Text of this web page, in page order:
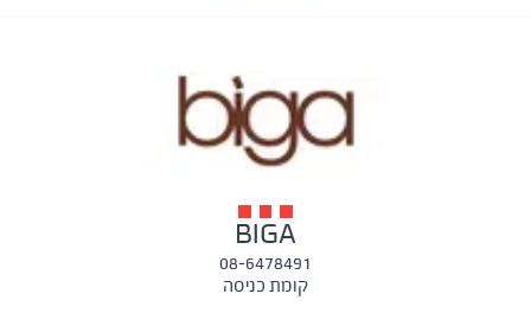
BIGA
08-6478491
קומת כניסה